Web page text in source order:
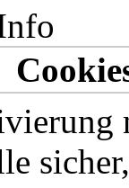
Allen